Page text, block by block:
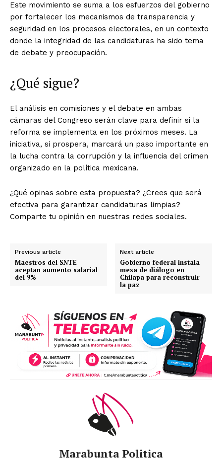
Este movimiento se suma a los esfuerzos del gobierno
por fortalecer los mecanismos de transparencia y
seguridad en los procesos electorales, en un contexto
donde la integridad de las candidaturas ha sido tema
de debate y preocupación.
¿Qué sigue?
El análisis en comisiones y el debate en ambas
cámaras del Congreso serán clave para definir si la
reforma se implementa en los próximos meses. La
iniciativa, si prospera, marcará un paso importante en
la lucha contra la corrupción y la influencia del crimen
organizado en la política mexicana.
¿Qué opinas sobre esta propuesta? ¿Crees que será
efectiva para garantizar candidaturas limpias?
Comparte tu opinión en nuestras redes sociales.
Previous article
Maestros del SNTE
aceptan aumento salarial
del 9%
Next article
Gobierno federal instala
mesa de diálogo en
Chilapa para reconstruir
la paz
Marabunta Politica